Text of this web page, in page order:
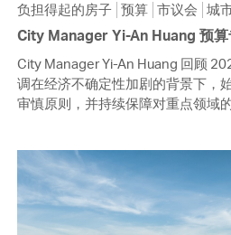
负担得起的房子 预算 市议会 城
City Manager Yi-An Huang 预
City Manager Yi-An Huang 回顾
调在经济不确定性加剧的背景下，
审慎原则，并持续保障对重点领域的